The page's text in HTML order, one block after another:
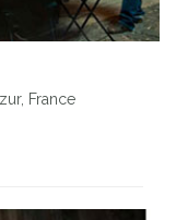
France